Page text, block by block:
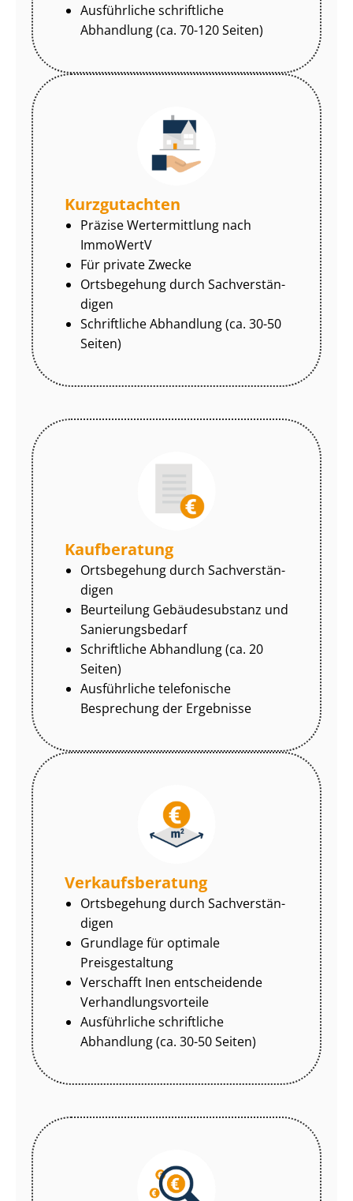
Ausführliche schriftliche
Abhandlung (ca. 70-120 Seiten)
Kurzgutachten
Präzise Wertermittlung nach
ImmoWertV
Für private Zwecke
Ortsbegehung durch Sach­ver­stän­
di­gen
Schriftliche Abhandlung (ca. 30-50
Seiten)
Kaufberatung
Ortsbegehung durch Sach­ver­stän­
di­gen
Beurteilung Gebäudesubstanz und
Sa­nie­rungs­be­darf
Schriftliche Abhandlung (ca. 20
Seiten)
Ausführliche telefonische
Besprechung der Ergebnisse
Ver­kaufs­be­ra­tung
Ortsbegehung durch Sach­ver­stän­
di­gen
Grundlage für optimale
Preisgestaltung
Verschafft Inen entscheidende
Ver­hand­lungs­vor­tei­le
Ausführliche schriftliche
Abhandlung (ca. 30-50 Seiten)